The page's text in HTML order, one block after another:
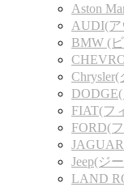
Aston
AUDI(ア
BMW (
FIAT(フ
FORD(
Jeep(ジ
LAND